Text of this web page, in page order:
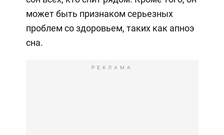
может быть признаком серьезных
проблем со здоровьем, таких как апноэ
сна.
РЕКЛАМА